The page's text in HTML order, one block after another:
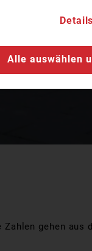
gehen aus
Alle auswählen